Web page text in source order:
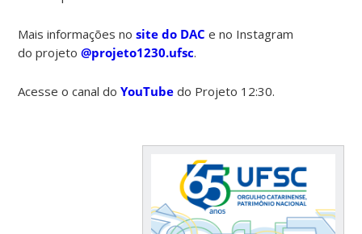
Mais informações nosite do DAC e no Instagram
do projeto@projeto1230.ufsc.
Acesse o canal doYouTube do Projeto 12:30.